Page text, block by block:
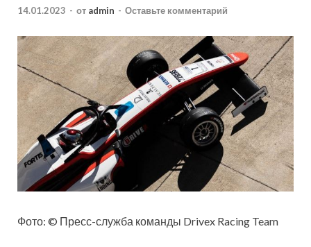
14.01.2023 - от admin - Оставьте комментарий
Фото: © Пресс-служба команды Drivex Racing Team